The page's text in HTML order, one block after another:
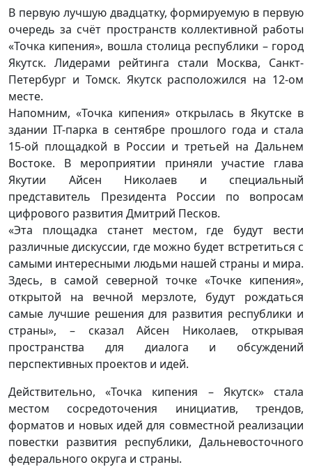
В первую лучшую двадцатку, формируемую в первую
очередь за счёт пространств коллективной работы
«Точка кипения», вошла столица республики – город
Якутск. Лидерами рейтинга стали Москва, Санкт-
Петербург и Томск. Якутск расположился на 12-ом
месте.
Напомним, «Точка кипения» открылась в Якутске в
здании IT-парка в сентябре прошлого года и стала
15-ой площадкой в России и третьей на Дальнем
Востоке. В мероприятии приняли участие глава
Якутии Айсен Николаев и специальный
представитель Президента России по вопросам
цифрового развития Дмитрий Песков.
«Эта площадка станет местом, где будут вести
различные дискуссии, где можно будет встретиться с
самыми интересными людьми нашей страны и мира.
Здесь, в самой северной точке «Точке кипения»,
открытой на вечной мерзлоте, будут рождаться
самые лучшие решения для развития республики и
страны», – сказал Айсен Николаев, открывая
пространства для диалога и обсуждений
перспективных проектов и идей.
Действительно, «Точка кипения – Якутск» стала
местом сосредоточения инициатив, трендов,
форматов и новых идей для совместной реализации
повестки развития республики, Дальневосточного
федерального округа и страны.